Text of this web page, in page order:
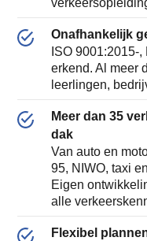
Onafhankelijk
ISO 9001:2015-
erkend. Al meer
leerlingen,
Meer dan 35
dak
Van auto en
95, NIWO, taxi
Eigen
alle
Flexibel